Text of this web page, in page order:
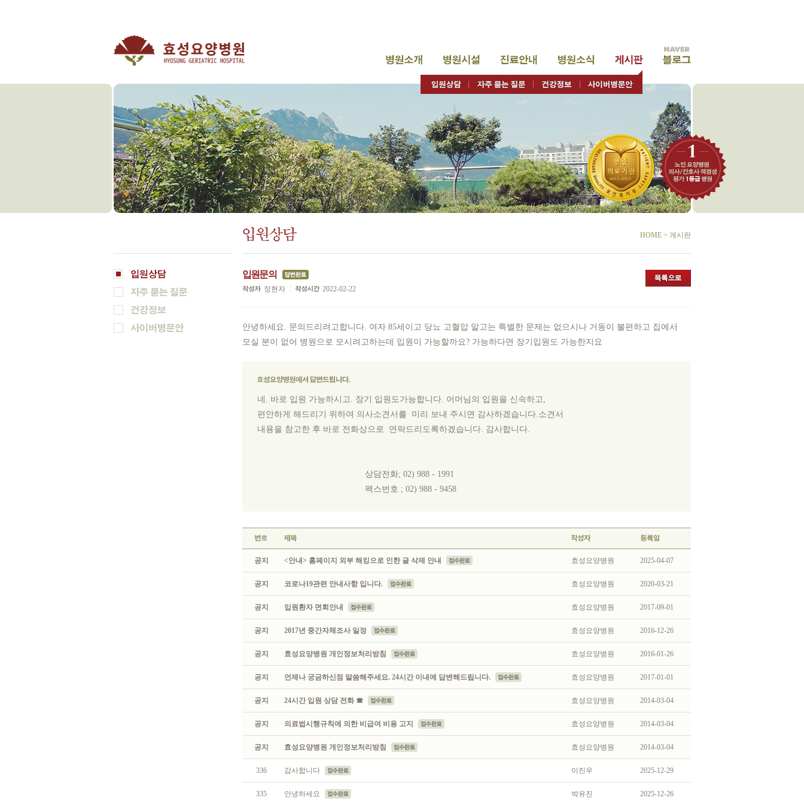
HOME > 게시판
입원문의
정현자 2022-02-22
안녕하세요. 문의드리려고합니다. 여자 85세이고 당뇨 고혈압 말고는 특별한 문제는 없으시나 거동이 불편하고 집에서
모실 분이 없어 병원으로 모시려고하는데 입원이 가능할까요? 가능하다면 장기입원도 가능한지요
네. 바로 입원 가능하시고. 장기 입원도가능합니다. 어머님의 입원을 신속하고,
편안하게 해드리기 위하여 의사소견서를 미리 보내 주시면 감사하겠습니다.소견서
내용을 참고한 후 바로 전화상으로 연락드리도록하겠습니다. 감사합니다.
상담전화; 02) 988 - 1991
팩스번호 ; 02) 988 - 9458
공지 <안내> 홈페이지 외부 해킹으로 인한 글 삭제 안내 효성요양병원 2025-04-07
공지 코로나19관련 안내사항 입니다. 효성요양병원 2020-03-21
공지 입원환자 면회안내 효성요양병원 2017-09-01
공지 2017년 중간자체조사 일정 효성요양병원 2016-12-26
공지 효성요양병원 개인정보처리방침 효성요양병원 2016-01-26
공지 언제나 궁금하신점 말씀해주세요. 24시간 이내에 답변해드립니다. 효성요양병원 2017-01-01
공지 24시간 입원 상담 전화 ☎ 효성요양병원 2014-03-04
공지 의료법시행규칙에 의한 비급여 비용 고지 효성요양병원 2014-03-04
공지 효성요양병원 개인정보처리방침 효성요양병원 2014-03-04
336 감사합니다 이진우 2025-12-29
335 안녕하세요 박유진 2025-12-26